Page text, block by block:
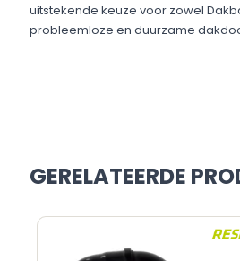
uitstekende keuze voor zowel
probleemloze en duurzame
GERELATEERDE